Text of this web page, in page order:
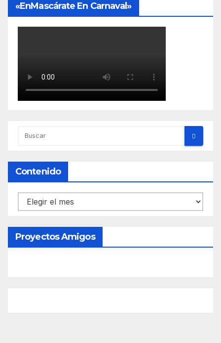
«EnMascárate En Carnaval»
Contenido
Contenido
Proyectos Amigos